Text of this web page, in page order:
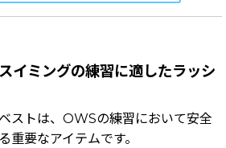
イミングの練習に適したラッシ
ストは、OWSの練習において安全
重要なアイテムです。